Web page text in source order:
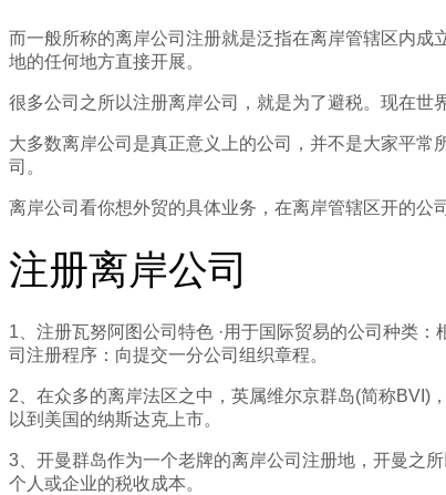
而一般所称的离岸公司注册就是泛指在离岸管辖区内
地的任何地方直接开展。
很多公司之所以注册离岸公司，就是为了避税。现在世
大多数离岸公司是真正意义上的公司，并不是大家平
司。
离岸公司看你想外贸的具体业务，在离岸管辖区开的公
注册离岸公司
1、注册瓦努阿图公司特色 ·用于国际贸易的公司种类
司注册程序：向提交一分公司组织章程。
2、在众多的离岸法区之中，英属维尔京群岛(简称BVI)
以到美国的纳斯达克上市。
3、开曼群岛作为一个老牌的离岸公司注册地，开曼之
个人或企业的税收成本。